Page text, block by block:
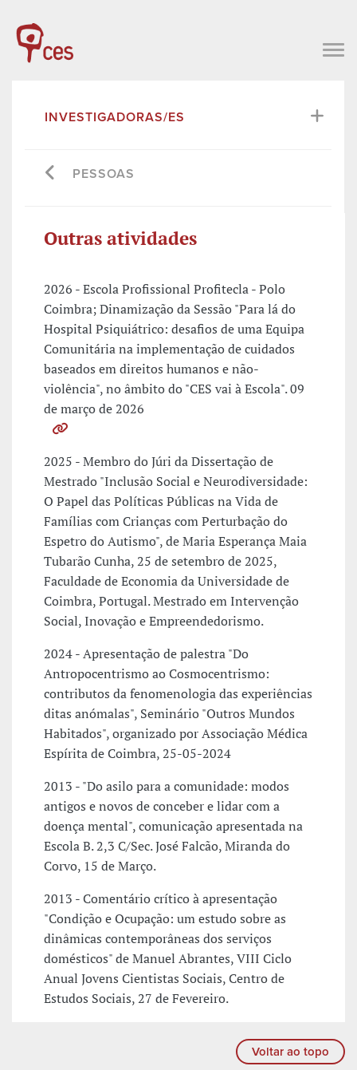
INVESTIGADORAS/ES
PESSOAS
Outras atividades
2026 - Escola Profissional Profitecla - Polo
Coimbra; Dinamização da Sessão "Para lá do
Hospital Psiquiátrico: desafios de uma Equipa
Comunitária na implementação de cuidados
baseados em direitos humanos e não-
violência", no âmbito do "CES vai à Escola". 09
de março de 2026
2025 - Membro do Júri da Dissertação de
Mestrado "Inclusão Social e Neurodiversidade:
O Papel das Políticas Públicas na Vida de
Famílias com Crianças com Perturbação do
Espetro do Autismo", de Maria Esperança Maia
Tubarão Cunha, 25 de setembro de 2025,
Faculdade de Economia da Universidade de
Coimbra, Portugal. Mestrado em Intervenção
Social, Inovação e Empreendedorismo.
2024 - Apresentação de palestra "Do
Antropocentrismo ao Cosmocentrismo:
contributos da fenomenologia das experiências
ditas anómalas", Seminário "Outros Mundos
Habitados", organizado por Associação Médica
Espírita de Coimbra, 25-05-2024
2013 - "Do asilo para a comunidade: modos
antigos e novos de conceber e lidar com a
doença mental", comunicação apresentada na
Escola B. 2,3 C/Sec. José Falcão, Miranda do
Corvo, 15 de Março.
2013 - Comentário crítico à apresentação
"Condição e Ocupação: um estudo sobre as
dinâmicas contemporâneas dos serviços
domésticos" de Manuel Abrantes, VIII Ciclo
Anual Jovens Cientistas Sociais, Centro de
Estudos Sociais, 27 de Fevereiro.
Voltar ao topo